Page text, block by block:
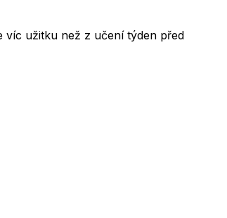
víc užitku než z učení týden před